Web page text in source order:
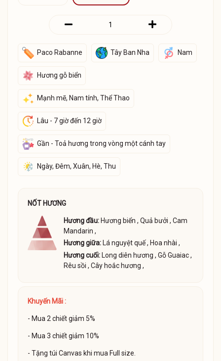
Paco Rabanne Tây Ban Nha Nam
Hương gỗ biển
Mạnh mẽ, Nam tính, Thể Thao
Lâu - 7 giờ đến 12 giờ
Gần - Toả hương trong vòng một cánh tay
Ngày, Đêm, Xuân, Hè, Thu
NỐT HƯƠNG
Hương đầu: Hương biển ,Quả bưởi ,Cam
Mandarin ,
Hương giữa: Lá nguyệt quế, Hoa nhài ,
Hương cuối: Long diên hương ,Gỗ Guaiac,
Rêu sồi ,Cây hoắc hương ,
Khuyến Mãi :
- Mua 2 chiết giảm 5%
- Mua 3 chiết giảm 10%
- Tặng túi Canvas khi mua Full size.